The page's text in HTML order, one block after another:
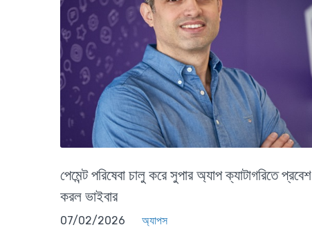
পেমেন্ট পরিষেবা চালু করে সুপার অ্যাপ ক্যাটাগরিতে প্রবেশ
করল ভাইবার
07/02/2026 অ্যাপস